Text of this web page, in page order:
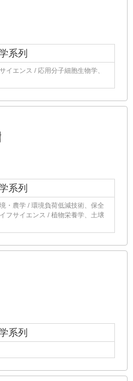
系列
イエンス / 応用分子細胞生物学、
系列
・農学 / 環境負荷低減技術、保全
フサイエンス / 植物栄養学、土壌
系列